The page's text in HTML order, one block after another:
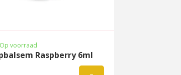
Op voorraad
Raspberry 6ml